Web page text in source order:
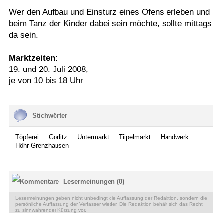
Wer den Aufbau und Einsturz eines Ofens erleben und
beim Tanz der Kinder dabei sein möchte, sollte mittags
da sein.
Marktzeiten:
19. und 20. Juli 2008,
je von 10 bis 18 Uhr
Stichwörter
Töpferei Görlitz Untermarkt Tiipelmarkt
Handwerk
Höhr-Grenzhausen
Lesermeinungen (0)
Lesermeinungen geben nicht unbedingt die Auffassung der Redaktion, sondern die
persönliche Auffassung der Verfasser wieder. Die Redaktion behält sich das Recht
zu sinnwahrender Kürzung vor.